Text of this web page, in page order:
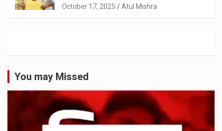
October 17, 2025 Atul Mishra
You may Missed